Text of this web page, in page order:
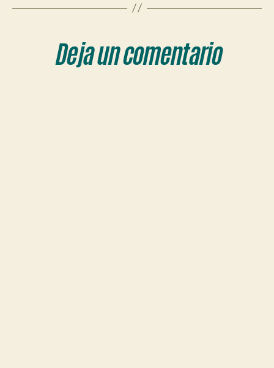
Deja un comentario